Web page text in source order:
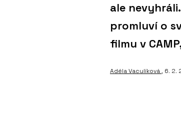
ale
promluví o
filmu v
Adéla Vaculíková, 6. 2.